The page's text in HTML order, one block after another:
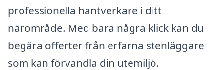
professionella hantverkare i ditt
närområde. Med bara några klick kan du
begära offerter från erfarna stenläggare
som kan förvandla din utemiljö.